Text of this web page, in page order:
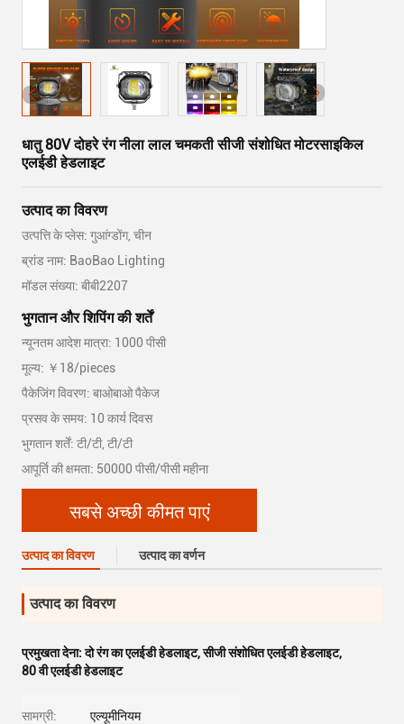
धातु 80V दोहरे रंग नीला लाल चमकती सीजी संशोधित मोटरसाइकिल
एलईडी हेडलाइट
उत्पाद का विवरण
उत्पत्ति के प्लेस: गुआंग्डोंग, चीन
ब्रांड नाम: BaoBao Lighting
मॉडल संख्या: बीबी2207
भुगतान और शिपिंग की शर्तें
न्यूनतम आदेश मात्रा: 1000 पीसी
मूल्य: ￥18/pieces
पैकेजिंग विवरण: बाओबाओ पैकेज
प्रसव के समय: 10 कार्य दिवस
भुगतान शर्तें: टी/टी, टी/टी
आपूर्ति की क्षमता: 50000 पीसी/पीसी महीना
सबसे अच्छी कीमत पाएं
उत्पाद का विवरण उत्पाद का वर्णन
उत्पाद का विवरण
प्रमुखता देना:दो रंग का एलईडी हेडलाइट,सीजी संशोधित एलईडी हेडलाइट,
80 वी एलईडी हेडलाइट
सामग्री: एल्यूमीनियम